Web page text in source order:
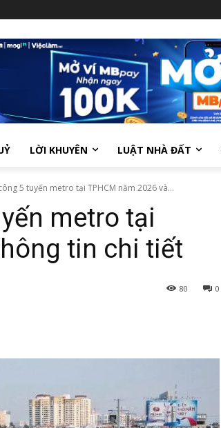
LỜI KHUYÊN LUẬT NHÀ ĐẤT
5 tuyến metro tại TPHCM năm 2026 và...
metro tại
tin chi tiết
0
80